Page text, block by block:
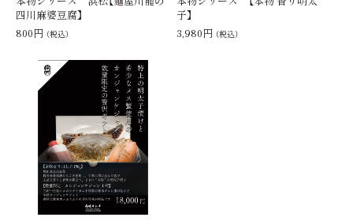
四川麻婆豆腐】
800円 （税込）
子】
3,980円 （税込）